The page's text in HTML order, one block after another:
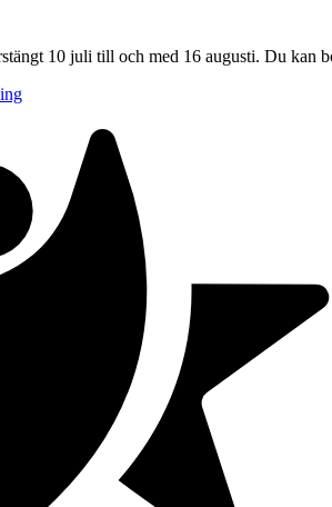
10 juli till och med 16 augusti. Du kan